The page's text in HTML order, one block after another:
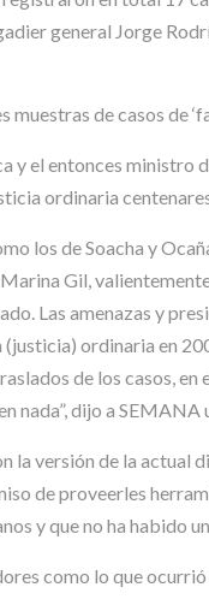
general Jorge
de casos de
y el entonces ministro
ordinaria
los de Soacha y
Gil,
Las amenazas y
ordinaria en
de los casos,
nada”, dijo a
la versión de la
de proveerles
y que no ha habido
como lo que